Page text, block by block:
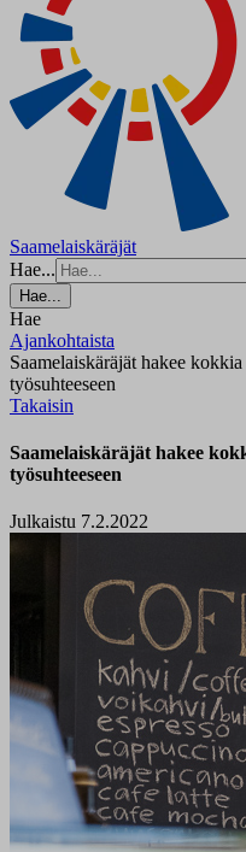
Saamelaiskäräjät
Hae...
Hae...
Hae
Ajankohtaista
Saamelaiskäräjät hakee
työsuhteeseen
Takaisin
Saamelaiskäräjät hakee
työsuhteeseen
Julkaistu 7.2.2022